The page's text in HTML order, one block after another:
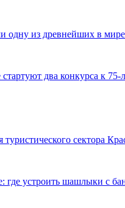
одну из древнейших в мире
стартуют два конкурса к
сектора
где устроить шашлыки с